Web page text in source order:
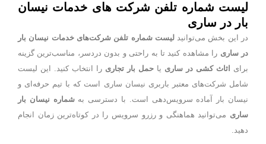
لیست شماره تلفن شرکت های خدمات نیسان
بار در ساری
در این بخش می‌توانیدلیست شماره تلفن شرکت‌های خدمات نیسان بار
در ساری را مشاهده کنید تا به راحتی و بدون دردسر، مناسب‌ترین گزینه
برای
اثاث کشی در ساری یا حمل بار تجاری را انتخاب کنید. این لیست
شامل شرکت‌های معتبر باربری نیسان ساری است که با تیم حرفه‌ای و
نیسان بار آماده سرویس‌دهی است. با دسترسی بهشماره نیسان بار
ساری می‌توانید هماهنگی و رزرو سرویس را در کوتاه‌ترین زمان انجام
دهید.